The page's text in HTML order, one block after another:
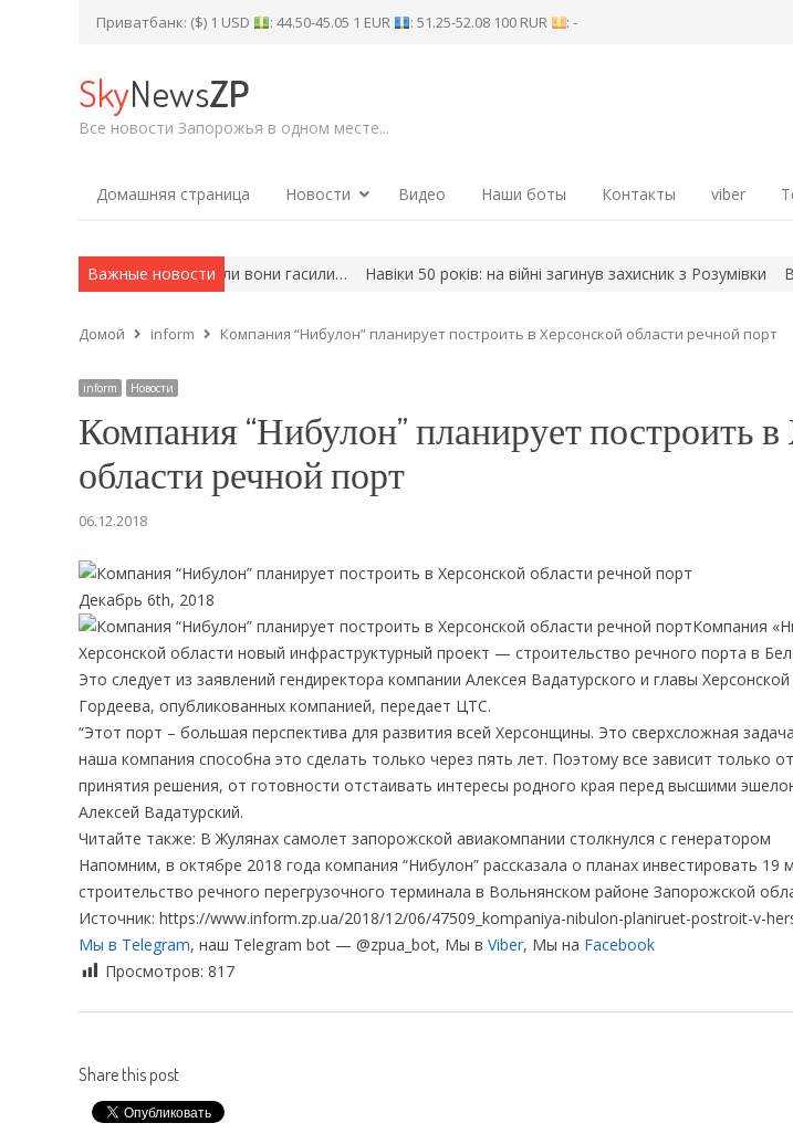
Приватбанк: ($) 1 USD : 44.50-45.05 1 EUR : 51.25-52.08 100 RUR : -
SkyNewsZP
Все новости Запорожья в одном месте...
Домашняя страница Новости Видео Наши боты Контакты viber
Важные новости
районі, коли вони гасили… Навіки 50 років: на війні загинув захисник з Розумівки Ворог
Домой inform Компания “Нибулон” планирует построить в Херсонской области речной порт
inform Новости
Компания “Нибулон” планирует построить
области речной порт
06.12.2018
Декабрь 6th, 2018
Компания
Херсонской области новый инфраструктурный проект — строительство речного порта в
Это следует из заявлений гендиректора компании Алексея Вадатурского и главы
Гордеева, опубликованных компанией, передает ЦТС.
“Этот порт – большая перспектива для развития всей Херсонщины. Это сверхсложная
наша компания способна это сделать только через пять лет. Поэтому все зависит только
принятия решения, от готовности отстаивать интересы родного края перед высшими
Алексей Вадатурский.
Читайте также: В Жулянах самолет запорожской авиакомпании столкнулся с генератором
Напомним, в октябре 2018 года компания “Нибулон” рассказала о планах инвестировать 19
строительство речного перегрузочного терминала в Вольнянском районе Запорожской
Источник: https://www.inform.zp.ua/2018/12/06/47509_kompaniya-nibulon-planiruet-postroit-v-
Мы в Telegram, наш Telegram bot — @zpua_bot, Мы в Viber, Мы на Facebook
Просмотров: 817
Share this post